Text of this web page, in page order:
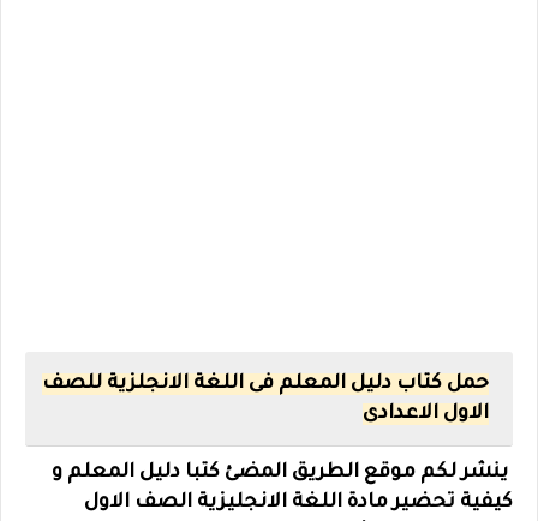
حمل كتاب دليل المعلم فى اللغة الانجلزية للصف
الاول الاعدادى
ينشر لكم موقع الطريق المضئ كتبا دليل المعلم و
كيفية تحضير مادة اللغة الانجليزية الصف الاول